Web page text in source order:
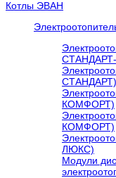
Котлы ЭВАН
СТАНДАРТ)
КОМФОРТ)
КОМФОРТ)
ЛЮКС)
Модули